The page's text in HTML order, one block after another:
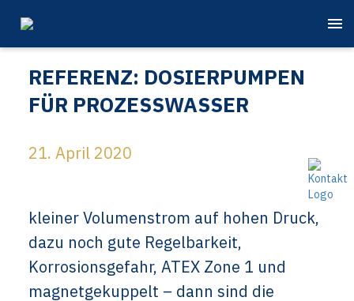
REFERENZ: DOSIERPUMPEN
FÜR PROZESSWASSER
21. April 2020
kleiner Volumenstrom auf hohen Druck,
dazu noch gute Regelbarkeit,
Korrosionsgefahr, ATEX Zone 1 und
magnetgekuppelt – dann sind die